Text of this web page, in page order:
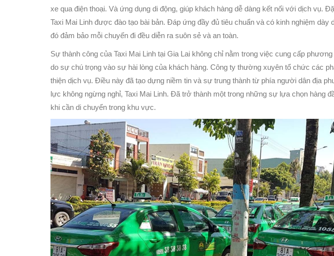
xe qua điện thoại. Và ứng dụng di động, giúp khách hàng dễ dàng kết nối với dịch vụ.
Taxi Mai Linh được đào tạo bài bản. Đáp ứng đầy đủ tiêu chuẩn và có kinh nghiệm dày
đó đảm bảo mỗi chuyến đi đều diễn ra suôn sẻ và an toàn.
Sự thành công của Taxi Mai Linh tại Gia Lai không chỉ nằm trong việc cung cấp
do sự chú trọng vào sự hài lòng của khách hàng. Công ty thường xuyên tổ chức các
thiện dịch vụ. Điều này đã tạo dựng niềm tin và sự trung thành từ phía người dân địa
lực không ngừng nghỉ, Taxi Mai Linh. Đã trở thành một trong những sự lựa chọn hàng
khi cần di chuyển trong khu vực.